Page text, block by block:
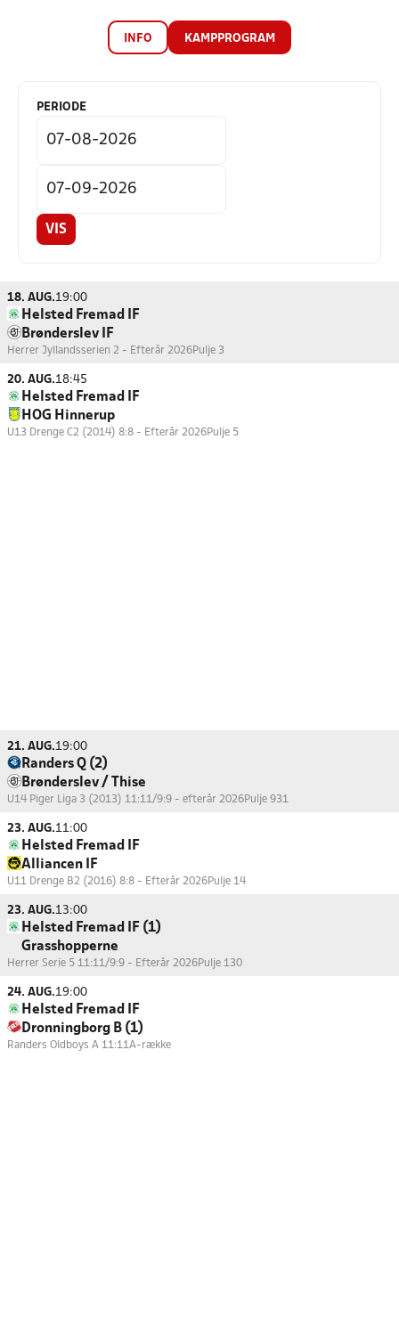
INFO KAMPPROGRAM
PERIODE
VIS
18. AUG.19:00
Helsted Fremad IF
Brønderslev IF
Herrer Jyllandsserien 2 - Efterår 2026Pulje 3
20. AUG.18:45
Helsted Fremad IF
HOG Hinnerup
U13 Drenge C2 (2014) 8:8 - Efterår 2026Pulje 5
21. AUG.19:00
Randers Q (2)
Brønderslev / Thise
U14 Piger Liga 3 (2013) 11:11/9:9 - efterår 2026Pulje 931
23. AUG.11:00
Helsted Fremad IF
Alliancen IF
U11 Drenge B2 (2016) 8:8 - Efterår 2026Pulje 14
23. AUG.13:00
Helsted Fremad IF (1)
Grasshopperne
Herrer Serie 5 11:11/9:9 - Efterår 2026Pulje 130
24. AUG.19:00
Helsted Fremad IF
Dronningborg B (1)
Randers Oldboys A 11:11 A-række